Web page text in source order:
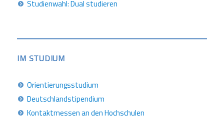
Studienwahl: Dual studieren
IM STUDIUM
Orientierungsstudium
Deutschlandstipendium
Kontaktmessen an den Hochschulen